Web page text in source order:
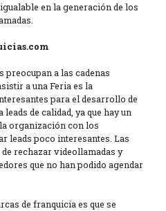
en la generación de los
preocupan a las cadenas
a una Feria es la
para el desarrollo de
de calidad, ya que hay un
organización con los
leads poco interesantes. Las
rechazar videollamadas y
que no han podido agendar
de franquicia es que se